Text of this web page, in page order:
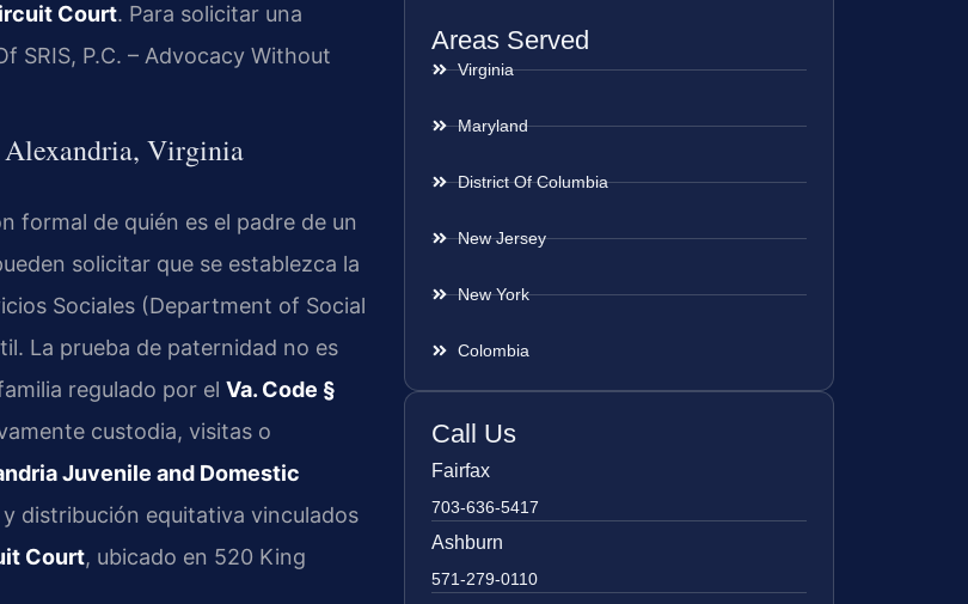
Court. Para solicitar una
SRIS, P.C. – Advocacy Without
Alexandria, Virginia
formal de quién es el padre de un
solicitar que se establezca la
Sociales (Department of Social
La prueba de paternidad no es
regulado por el Va. Code §
custodia, visitas o
Juvenile and Domestic
distribución equitativa vinculados
Court, ubicado en 520 King
Areas Served
Virginia
Maryland
District Of Columbia
New Jersey
New York
Colombia
Call Us
Fairfax
703-636-5417
Ashburn
571-279-0110